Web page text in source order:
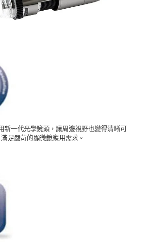
新一代光學鏡頭，讓周邊視野也變得清晰可
足嚴苛的顯微鏡應用需求。